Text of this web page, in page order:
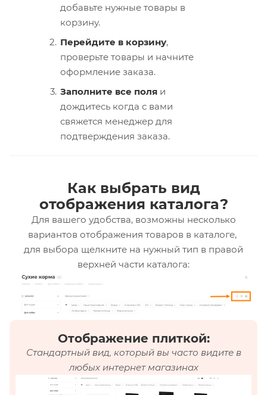
добавьте нужные товары в
корзину.
Перейдите в корзину,
проверьте товары и начните
оформление заказа.
Заполните все поля и
дождитесь когда с вами
свяжется менеджер для
подтверждения заказа.
Как выбрать вид
отображения каталога?
Для вашего удобства, возможны несколько
вариантов отображения товаров в каталоге,
для выбора щелкните на нужный тип в правой
верхней части каталога:
Отображение плиткой:
Стандартный вид, который вы часто видите в
любых интернет магазинах